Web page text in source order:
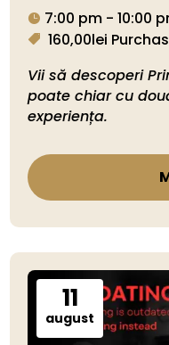
7:00 pm - 10:00
160,00lei
Vii să descoperi
poate chiar cu
experiența.
11
august